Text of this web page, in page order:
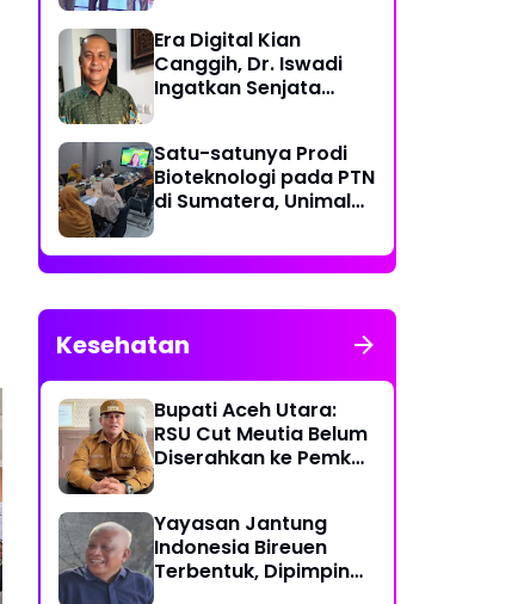
Muara Batu Perkuat
Kehadiran Polisi, Cegah
Gangguan Kamtibmas
Disinformasi
Era Digital Kian
Canggih, Dr. Iswadi
Ingatkan Senjata
Satu-satunya Prodi
Bioteknologi pada PTN
di Sumatera, Unimal
Penyusunan Kurikulum
Kesehatan
Bupati Aceh Utara:
RSU Cut Meutia Belum
Diserahkan ke Pemko
Yayasan Jantung
Indonesia Bireuen
Terbentuk, Dipimpin